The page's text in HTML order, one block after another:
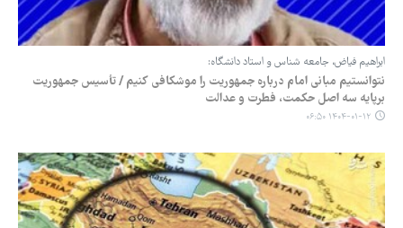
ابراهیم فیاض، جامعه شناس و استاد دانشگاه:
نتوانستیم مبانی امام درباره جمهوریت را موشکافی کنیم / تأسیس جمهوریت
برپایه سه اصل حکمت، فطرت و عدالت
۱۴۰۴-۰۱-۱۲ ۰۶:۵۰